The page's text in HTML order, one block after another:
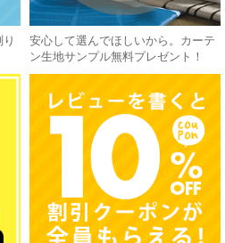
安心して選んでほしいから。カーテ
ン生地サンプル無料プレゼント！